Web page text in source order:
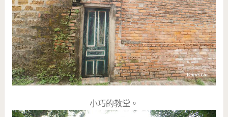
小巧的教堂。